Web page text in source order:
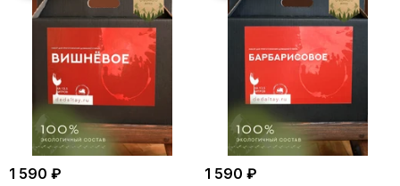
1 590 ₽ 1 590 ₽